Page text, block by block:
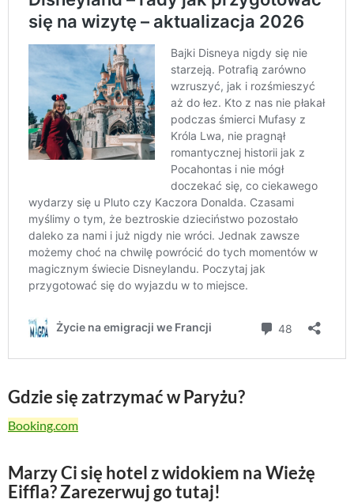
Gdzie się zatrzymać w Paryżu?
Booking.com
Marzy Ci się hotel z widokiem na Wieżę
Eiffla? Zarezerwuj go tutaj!